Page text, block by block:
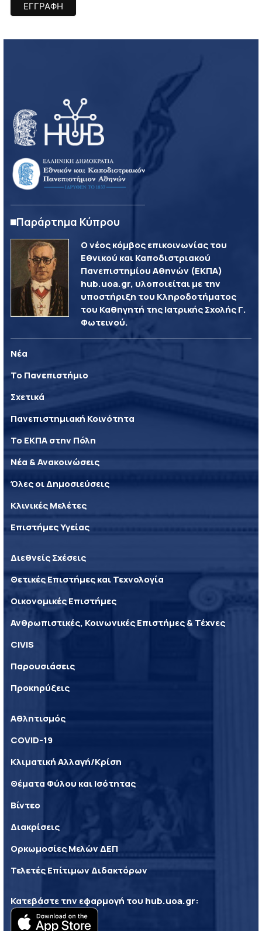
Παράρτημα Κύπρου
Ο νέος κόμβος επικοινωνίας του
Εθνικού και Καποδιστριακού
Πανεπιστημίου Αθηνών (ΕΚΠΑ)
hub.uoa.gr, υλοποιείται με την
υποστήριξη του Κληροδοτήματος
του Καθηγητή της Ιατρικής Σχολής Γ.
Φωτεινού.
Νέα
Το Πανεπιστήμιο
Σχετικά
Πανεπιστημιακή Κοινότητα
Το ΕΚΠΑ στην Πόλη
Νέα & Ανακοινώσεις
Όλες οι Δημοσιεύσεις
Κλινικές Μελέτες
Επιστήμες Υγείας
Διεθνείς Σχέσεις
Θετικές Επιστήμες και Τεχνολογία
Οικονομικές Επιστήμες
Ανθρωπιστικές, Κοινωνικές Επιστήμες & Τέχνες
CIVIS
Παρουσιάσεις
Προκηρύξεις
Αθλητισμός
COVID-19
Κλιματική Αλλαγή/Κρίση
Θέματα Φύλου και Ισότητας
Βίντεο
Διακρίσεις
Ορκωμοσίες Μελών ΔΕΠ
Τελετές Επίτιμων Διδακτόρων
Κατεβάστε την εφαρμογή του hub.uoa.gr: